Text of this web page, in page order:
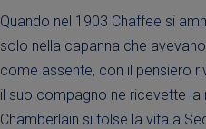
Quando nel 1903 Chaffee si
solo nella capanna che
come assente, con il pensiero
il suo compagno ne ricevette
Chamberlain si tolse la vita a